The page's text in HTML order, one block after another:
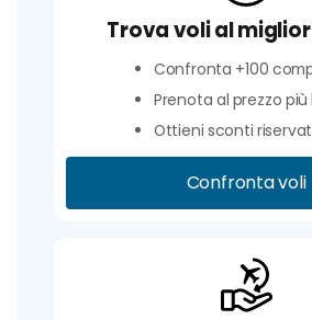
Trova voli al
Confronta +100
Prenota al prezzo più
Ottieni sconti
Confronta voli